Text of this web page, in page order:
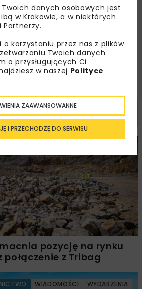
zPolityką Prywatnościi
zgodę na otrzymywanie na
adres e-mail korespondencji
ZAPISZ MNIE
pozycję na rynku
połączenie z Tribag
WIADOMOŚCI WYDARZENIA
danych osobowych jest
w Krakowie, a w niektórych
Partnerzy.
korzystaniu przez nas z plików
Twoich danych
o przysługujących Ci
w naszej Polityce
I PRZECHODZĘ DO SERWISU
ZAAWANSOWANNE